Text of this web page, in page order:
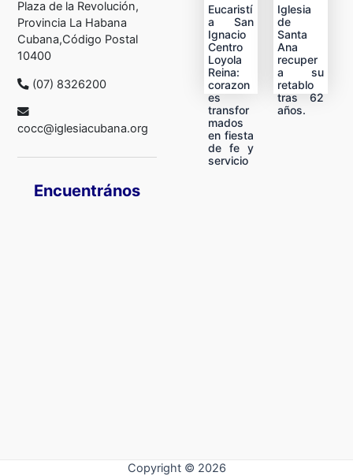
Plaza de la Revolución,
Provincia La Habana
Cubana,Código Postal
10400
(07) 8326200
cocc@iglesiacubana.org
Eucaristí
a San
Ignacio
Centro
Loyola
Reina:
corazon
es
transfor
mados
en fiesta
de fe y
servicio
Iglesia
de
Santa
Ana
recuper
a su
retablo
tras 62
años.
Encuentrános
Copyright © 2026